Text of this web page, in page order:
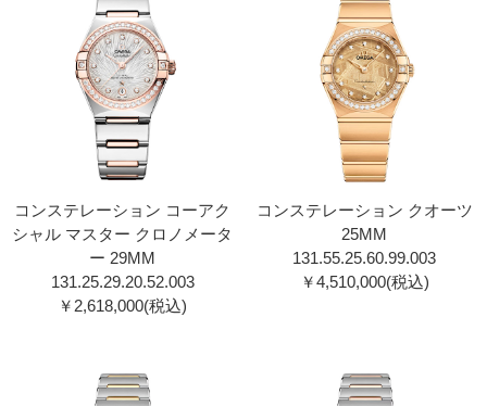
コンステレーション コーアク
シャル マスター クロノメータ
ー 29MM
131.25.29.20.52.00 3
￥2,618,000(税込)
コンステレーション クオーツ
25MM
131.55.25.60.99.00 3
￥4,510,000(税込)